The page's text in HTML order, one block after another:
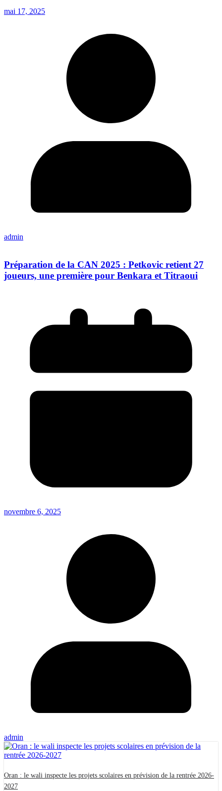
mai 17, 2025
admin
Préparation de la CAN 2025 : Petkovic retient 27
joueurs, une première pour Benkara et Titraoui
novembre 6, 2025
admin
Oran : le wali inspecte les projets scolaires en prévision de la rentrée 2026-
2027